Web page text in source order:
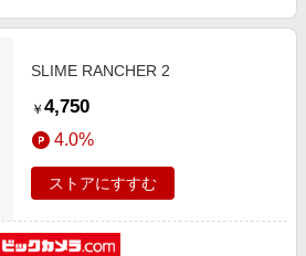
SLIME RANCHER 2
￥ 4,750
4.0%
ストアにすすむ